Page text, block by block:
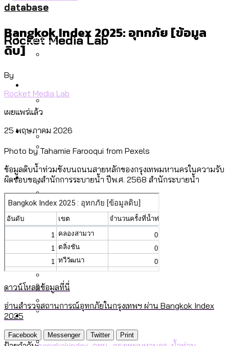
Rocket Media Lab
Politics
จราจรฯ เพิ่ม 150% มีเพียง 5 เขตที่งบเพิ่ม
เมื่อแยกท่องเที่ยวออกจากกีฬา กระทรวง
ใหม่จะมีงบฯ ประมาณเท่าไร
สมุดจดการบ้าน ส.ก. 2569 : แต่ละเขตมี
ปัญหาอะไรที่ ส.ก. ต้องทำการบ้าน
Vote62 ขอบคุณประชาชนที่ร่วม
สังเกตการณ์การเลือกตั้งชวนคุยกันถึงบท
พัทยา
สำรวจเหตุไฟไหม้ในกรุงเทพฯ ส่วนใหญ่มา
ลัดวงจรมากที่สุด
สวนสาธารณะและพื้นที่สีเขียวใน กทม. เพิ่ม
ขึ้นและเข้าถึงได้มากน้อยแค่ไหน
ขยะมูลฝอย 2568 [ข้อมูลดิบ]
ฉะเชิงเทรา นครปฐม และล่าสุดที่กาญจนบุรี
Culture
โลกใบเดียว สิทธิไม่เท่ากัน: กฎหมายการ
รับรองเพศของ Transgender ทั่วโลก
ประเทศไหนทำได้บ้าง?
สำรวจ Hate Speech ที่ถูกผลิตซ้ำผ่าน
วิดีโอ AI ในช่วงความขัดแย้งไทย-กัมพูชา
[ข้อมูลดิบ]
ความเกลียดชังที่ขายได้ : สำรวจ Hate
Economy
เมกะโปรเจ็กต์ของ กทม. ในช่วงที่มีการใช้
งบคาบเกี่ยวในยุคชัชชาติ มีอะไร ใช้งบแค่
ไหน
ค่าฝุ่นในกรุงเทพฯ 2025 เทียบกับจำนวน
ควันบุหรี่ที่เข้าปอด [ข้อมูลดิบ]
Future
สังคมผู้สูงอายุไทย [ข้อมูลดิบ]
สำรวจสังคมผู้สูงอายุไทย : 6 จังหวัดเป็น
สังคมสูงวัยระดับสุดยอด และ 64 จังหวัดที่
Database
สังคมผู้สูงอายุไทย [ข้อมูลดิบ]
Project
Bangkok Index
database
Bangkok Index 2025: อุทกภัย [ข้อมูล
ดิบ]
By
Rocket Media Lab
เผยแพร่แล้ว
25 พฤษภาคม 2026
Photo by Tahamie Farooqui from Pexels
ข้อมูลดิบน้ำท่วมขังบนถนนสายหลักของกรุงเทพมหานครในความรับ
ผิดชอบของสำนักการระบายน้ำ ปีพ.ศ. 2568 สำนักระบายน้ำ
ดาวน์โหลดข้อมูลที่นี่
อ่านสำรวจสถานการณ์อุทกภัยในกรุงเทพฯ ผ่าน Bangkok Index
2025
Facebook Messenger Twitter Print